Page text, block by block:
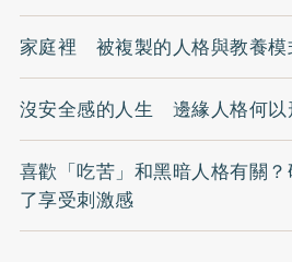
家庭裡 被複製的人格與教養模
沒安全感的人生 邊緣人格何以
喜歡「吃苦」和黑暗人格有關
了享受刺激感